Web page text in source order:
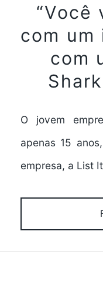
“Você
com um
com
O jovem
apenas 15
empresa, a List